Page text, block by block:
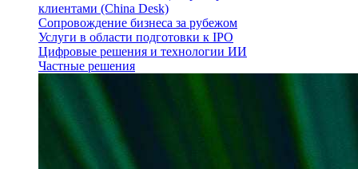
клиентами (China Desk)
Сопровождение бизнеса за рубежом
Услуги в области подготовки к IPO
Цифровые решения и технологии ИИ
Частные решения